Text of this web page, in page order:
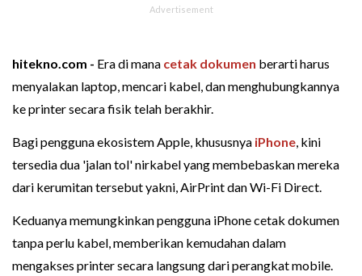
hitekno.com - Era di mana cetak dokumen berarti harus
menyalakan laptop, mencari kabel, dan menghubungkannya
ke printer secara fisik telah berakhir.
Bagi pengguna ekosistem Apple, khususnya iPhone, kini
tersedia dua 'jalan tol' nirkabel yang membebaskan mereka
dari kerumitan tersebut yakni, AirPrint dan Wi-Fi Direct.
Keduanya memungkinkan pengguna iPhone cetak dokumen
tanpa perlu kabel, memberikan kemudahan dalam
mengakses printer secara langsung dari perangkat mobile.